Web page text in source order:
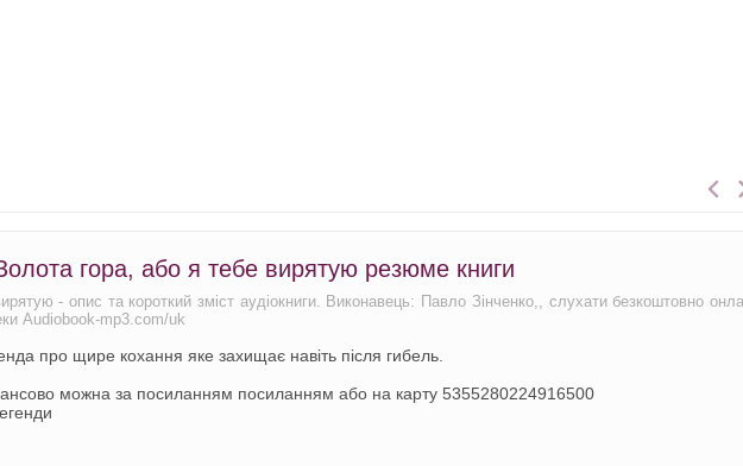
гора, або я тебе вирятую резюме книги
- опис та короткий зміст аудіокниги. Виконавець: Павло Зінченко,, слухати безкоштовно
Audiobook-mp3.com/uk
про щире кохання яке захищає навіть після гибель.
можна за посиланням посиланням або на карту 5355280224916500